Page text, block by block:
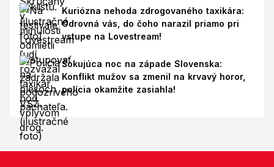
Kuriózna nehoda zdrogovaného taxikára:
Odrovná vás, do čoho narazil priamo pri
vstupe na Lovestream!
Šokujúca noc na západe Slovenska:
Konflikt mužov sa zmenil na krvavý horor,
polícia okamžite zasiahla!